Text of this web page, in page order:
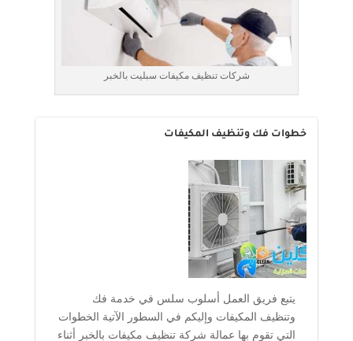
شركات تنظيف مكيفات سبليت بالخبر
خطوات فك وتنظيف المكيفات
يتبع فريق العمل أسلوب سلس في خدمة فك
وتنظيف المكيفات وإليكم في السطور الآتية الخطوات
التي تقوم بها عمالة شركة تنظيف مكيفات بالخبر أثناء